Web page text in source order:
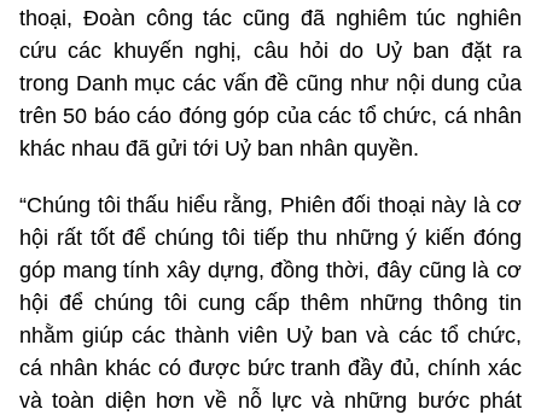
thoại, Đoàn công tác cũng đã nghiêm túc nghiên
cứu các khuyến nghị, câu hỏi do Uỷ ban đặt ra
trong Danh mục các vấn đề cũng như nội dung của
trên 50 báo cáo đóng góp của các tổ chức, cá nhân
khác nhau đã gửi tới Uỷ ban nhân quyền.
“Chúng tôi thấu hiểu rằng, Phiên đối thoại này là cơ
hội rất tốt để chúng tôi tiếp thu những ý kiến đóng
góp mang tính xây dựng, đồng thời, đây cũng là cơ
hội để chúng tôi cung cấp thêm những thông tin
nhằm giúp các thành viên Uỷ ban và các tổ chức,
cá nhân khác có được bức tranh đầy đủ, chính xác
và toàn diện hơn về nỗ lực và những bước phát